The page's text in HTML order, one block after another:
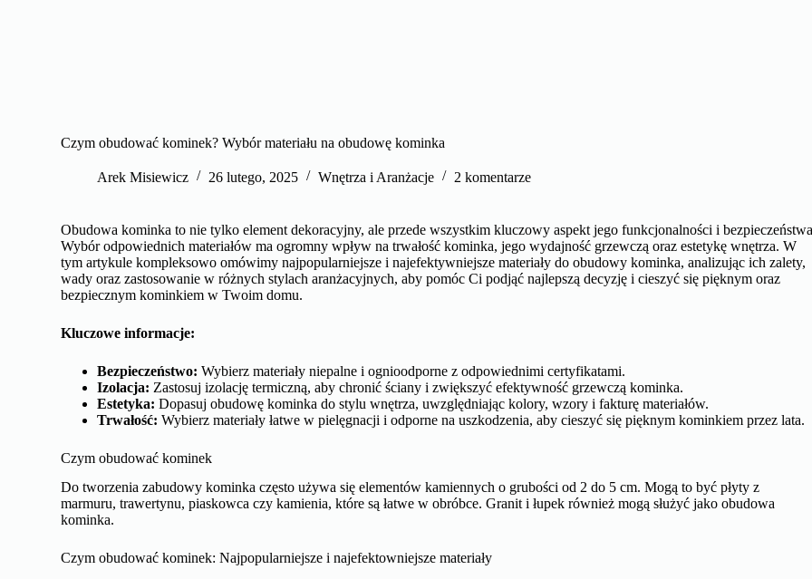
Czym obudować kominek? Wybór materiału na obudowę kominka
Arek Misiewicz 26 lutego, 2025 Wnętrza i Aranżacje 2 komentarze
Obudowa kominka to nie tylko element dekoracyjny, ale przede wszystkim kluczowy aspekt jego funkcjonalności i
Wybór odpowiednich materiałów ma ogromny wpływ na trwałość kominka, jego wydajność grzewczą oraz estetykę wnętrza. W
tym artykule kompleksowo omówimy najpopularniejsze i najefektywniejsze materiały do obudowy kominka, analizując ich zalety,
wady oraz zastosowanie w różnych stylach aranżacyjnych, aby pomóc Ci podjąć najlepszą decyzję i cieszyć się pięknym oraz
bezpiecznym kominkiem w Twoim domu.
Kluczowe informacje:
Bezpieczeństwo: Wybierz materiały niepalne i ognioodporne z odpowiednimi certyfikatami.
Izolacja: Zastosuj izolację termiczną, aby chronić ściany i zwiększyć efektywność grzewczą kominka.
Estetyka: Dopasuj obudowę kominka do stylu wnętrza, uwzględniając kolory, wzory i fakturę materiałów.
Trwałość: Wybierz materiały łatwe w pielęgnacji i odporne na uszkodzenia, aby cieszyć się pięknym kominkiem przez lata.
Czym obudować kominek
Do tworzenia zabudowy kominka często używa się elementów kamiennych o grubości od 2 do 5 cm. Mogą to być płyty z
marmuru, trawertynu, piaskowca czy kamienia, które są łatwe w obróbce. Granit i łupek również mogą służyć jako obudowa
kominka.
Czym obudować kominek: Najpopularniejsze i najefektowniejsze materiały